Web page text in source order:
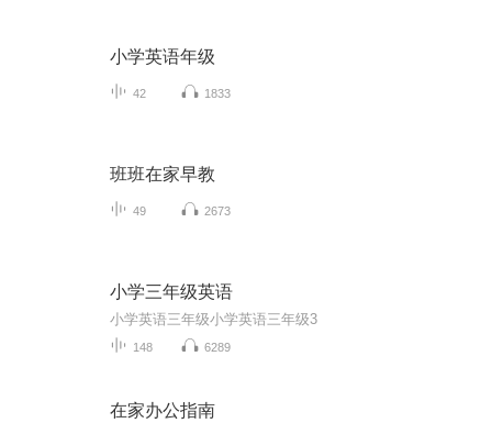
小学英语年级
42 1833
班班在家早教
49 2673
小学三年级英语
小学英语三年级小学英语三年级3
148 6289
在家办公指南